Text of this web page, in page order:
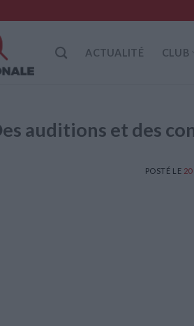
ACTUALITÉ CLUB
auditions et des
POSTÉ LE